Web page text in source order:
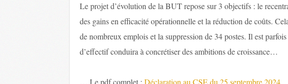
Le projet d’évolution de la BUT repose sur 3 objectifs : le
des gains en efficacité opérationnelle et la réduction de coûts.
de nombreux emplois et la suppression de 34 postes. Il est
d’effectif conduira à concrétiser des ambitions de croissance…
… Le pdf complet : Déclaration au CSE du 25 septembre 2024